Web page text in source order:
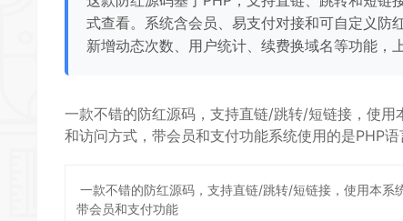
式查看。系统含会员、易支付对接和可自定义防
新增动态次数、用户统计、续费换域名等功能，
一款不错的防红源码，支持直链/跳转/短链接，使用
和访问方式，带会员和支付功能系统使用的是PHP
一款不错的防红源码，支持直链/跳转/短链接，使用本
带会员和支付功能